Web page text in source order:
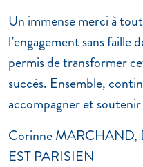
Un immense merci à
l’engagement sans faille
permis de transformer
succès. Ensemble,
accompagner et
Corinne MARCHAND,
EST PARISIEN